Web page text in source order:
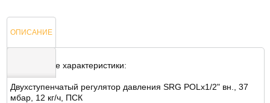
ОПИСАНИЕ
ОТЗЫВЫ
Технические характеристики:
Двухступенчатый регулятор давления SRG POLx1/2" вн., 37
мбар, 12 кг/ч, ПСК